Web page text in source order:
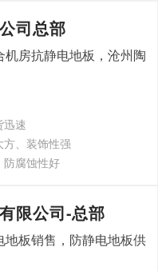
司总部
房抗静电地板，沧州陶
迅速
、装饰性强
防腐蚀性好
限公司-总部
板销售，防静电地板供